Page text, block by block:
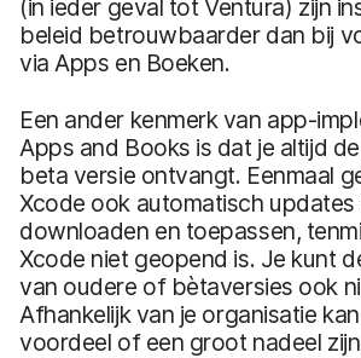
(in ieder geval tot Ventura) zijn
beleid betrouwbaarder dan bij
via Apps en Boeken.
Een ander kenmerk van app-
Apps and Books is dat je altijd
beta versie ontvangt. Eenmaal
Xcode ook automatisch updates
downloaden en toepassen,
Xcode niet geopend is. Je kunt
van oudere of bètaversies ook
Afhankelijk van je organisatie
voordeel of een groot nadeel